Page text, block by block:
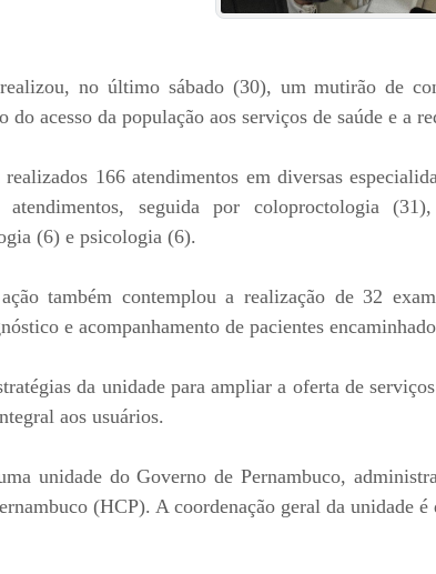
no último sábado (30), um mutirão de
do acesso da população aos serviços de saúde e a
166 atendimentos em diversas
seguida por coloproctologia
(6) e psicologia (6).
também contemplou a realização de 32
e acompanhamento de pacientes
da unidade para ampliar a oferta de
aos usuários.
unidade do Governo de Pernambuco,
(HCP). A coordenação geral da unidade é